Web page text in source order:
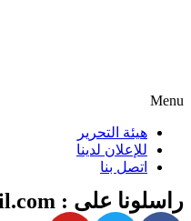
Menu
هيئة التحرير
للإعلان لدينا
اتصل بنا
راسلونا على : chaouenpress1@gmail.com